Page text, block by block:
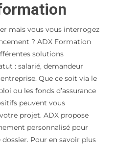
mais vous vous interrogez
? ADX Formation
solutions
: salarié, demandeur
Que ce soit via le
ou les fonds d’assurance
peuvent vous
projet. ADX propose
personnalisé pour
Pour en savoir plus